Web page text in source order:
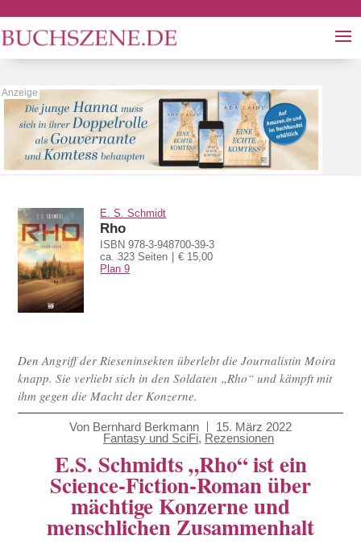
E. S. Schmidt
Rho
ISBN 978-3-948700-39-3
ca. 323 Seiten
€ 15,00
Plan 9
Den Angriff der Rieseninsekten überlebt die Journalistin Moira
knapp. Sie verliebt sich in den Soldaten „Rho“ und kämpft mit
ihm gegen die Macht der Konzerne.
Von Bernhard Berkmann
15. März 2022
Fantasy und SciFi, Rezensionen
E.S. Schmidts „Rho“ ist ein
Science-Fiction-Roman über
mächtige Konzerne und
menschlichen Zusammenhalt